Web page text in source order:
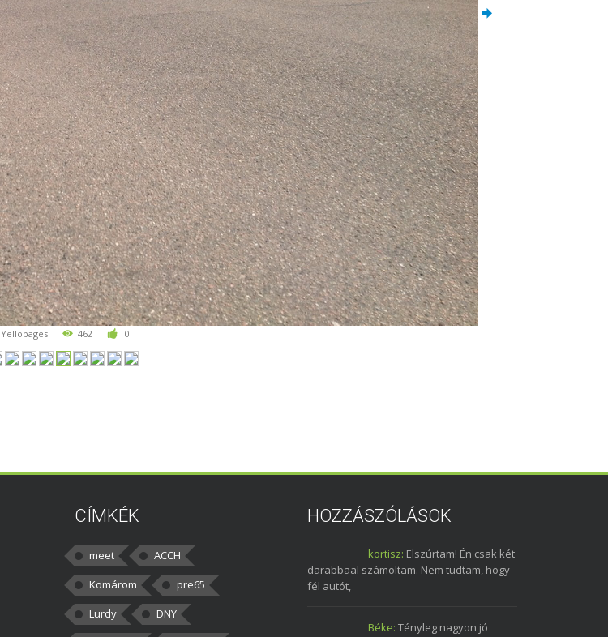
Yellopages 462 0
CÍMKÉK
meet
ACCH
Komárom
pre65
Lurdy
DNY
HOZZÁSZÓLÁSOK
kortisz: Elszúrtam! Én csak két
darabbaal számoltam. Nem tudtam, hogy
fél autót,
Béke: Tényleg nagyon jó